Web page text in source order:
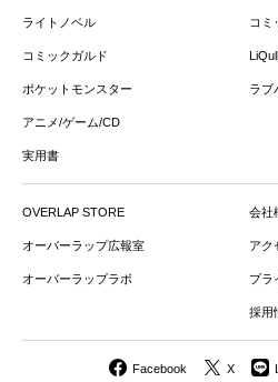
ライトノベル
コミックガルド
ポケットモンスター
アニメ/ゲーム/CD
実用書
コミ
ラブ
OVERLAP STORE
オーバーラップ広報室
オーバーラップラボ
会社
アク
プラ
採用
Facebook X